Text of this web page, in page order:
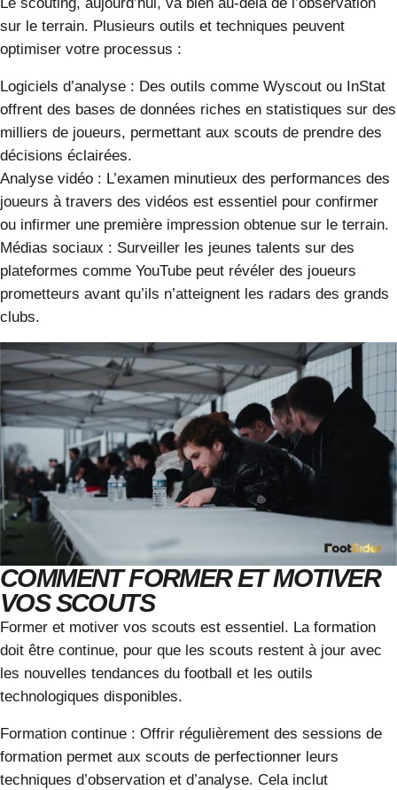
sur le terrain. Plusieurs outils et techniques peuvent
optimiser votre processus :
Logiciels d’analyse : Des outils comme Wyscout ou InStat
offrent des bases de données riches en statistiques sur des
milliers de joueurs, permettant aux scouts de prendre des
décisions éclairées.
Analyse vidéo : L’examen minutieux des performances des
joueurs à travers des vidéos est essentiel pour confirmer
ou infirmer une première impression obtenue sur le terrain.
Médias sociaux : Surveiller les jeunes talents sur des
plateformes comme YouTube peut révéler des joueurs
prometteurs avant qu’ils n’atteignent les radars des grands
clubs.
COMMENT FORMER ET MOTIVER
VOS SCOUTS
Former et motiver vos scouts est essentiel. La formation
doit être continue, pour que les scouts restent à jour avec
les nouvelles tendances du football et les outils
technologiques disponibles.
Formation continue : Offrir régulièrement des sessions de
formation permet aux scouts de perfectionner leurs
techniques d’observation et d’analyse. Cela inclut